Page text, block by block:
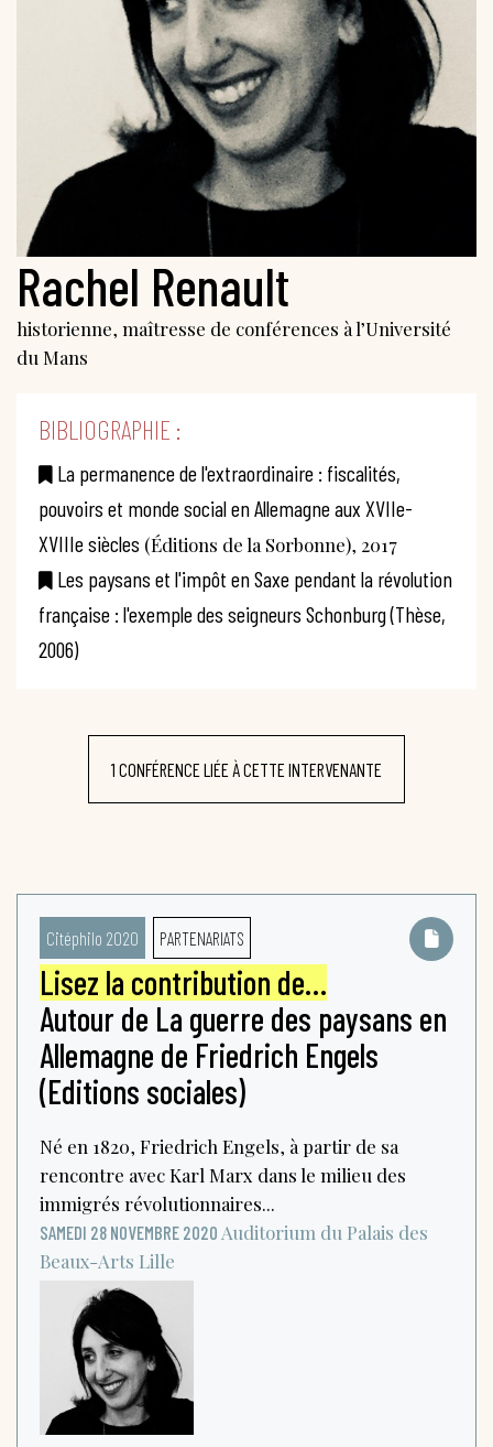
Rachel Renault
historienne, maîtresse de conférences à l’Université
du Mans
BIBLIOGRAPHIE :
La permanence de l'extraordinaire : fiscalités,
pouvoirs et monde social en Allemagne aux XVIIe-
XVIIIe siècles (Éditions de la Sorbonne), 2017
Les paysans et l'impôt en Saxe pendant la révolution
française : l'exemple des seigneurs Schonburg (Thèse,
2006)
1 CONFÉRENCE LIÉE À CETTE INTERVENANTE
Citéphilo 2020 PARTENARIATS
Lisez la contribution de…
Autour de La guerre des paysans en
Allemagne de Friedrich Engels
(Editions sociales)
Né en 1820, Friedrich Engels, à partir de sa
rencontre avec Karl Marx dans le milieu des
immigrés révolutionnaires...
SAMEDI 28 NOVEMBRE 2020 Auditorium du Palais des
Beaux-Arts Lille